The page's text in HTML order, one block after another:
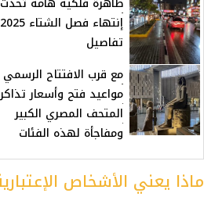
تفاصيل
مع قرب الافتتاح
مواعيد فتح وأسعار تذاكر
المتحف المصري الكبير
ومفاجأة لهذه الفئات
ماذا يعني الأشخاص